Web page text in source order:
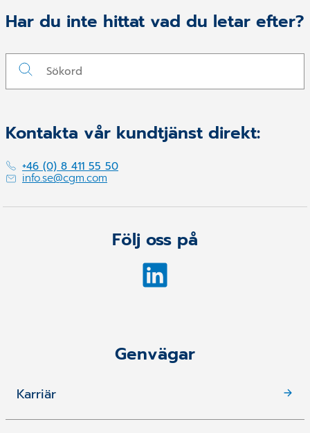
Har du inte hittat vad du letar efter?
Kontakta vår kundtjänst direkt:
+46 (0) 8 411 55 50
info.se@cgm.com
Följ oss på
Genvägar
Karriär